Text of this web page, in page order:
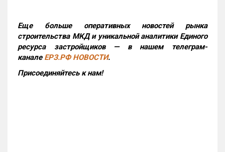
Еще больше оперативных новостей рынка
строительства МКД и уникальной аналитики Единого
ресурса застройщиков — в нашем телеграм-
канале ЕРЗ.РФ НОВОСТИ.
Присоединяйтесь к нам!